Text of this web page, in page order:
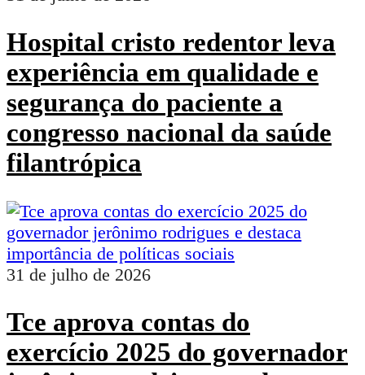
Hospital cristo redentor leva
experiência em qualidade e
segurança do paciente a
congresso nacional da saúde
filantrópica
31 de julho de 2026
Tce aprova contas do
exercício 2025 do governador